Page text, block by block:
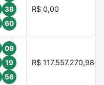
38
60
R$ 0,00
09
19
56
R$ 117.557.270,98